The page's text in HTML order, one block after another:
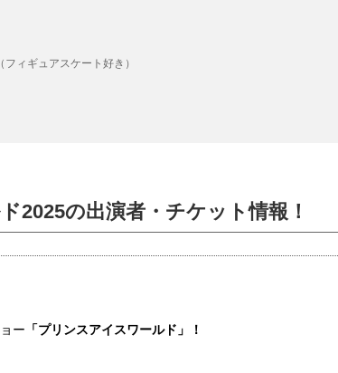
ィギュアスケート好き）
2025の出演者・チケット情報！
ー 「プリンスアイスワールド」！